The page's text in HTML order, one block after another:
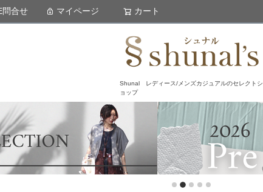
Shunal レディース/メンズカジュアルのセレクトシ
ョップ
問合せ マイページ カート